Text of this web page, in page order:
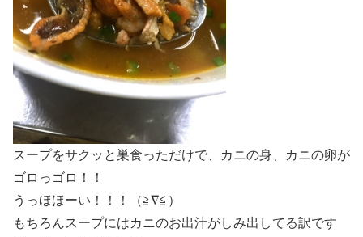
スープをサクッと巣食っただけで、カニの身、カニの卵が
ゴロっゴロ！！
うっほほーい！！！（≧∇≦）
もちろんスープにはカニのお出汁がしみ出してる訳です